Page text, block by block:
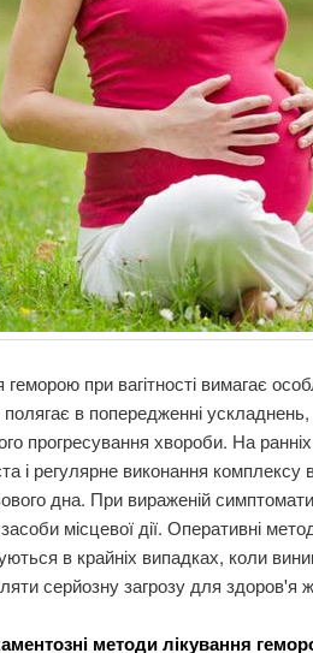
геморою при вагітності вимагає
в попередженні ускладнень,
прогресування хвороби. На
і регулярне виконання
дна. При вираженій
засоби місцевої дії. Оперативні
в крайніх випадках, коли
серйозну загрозу для здоров'я
методи лікування